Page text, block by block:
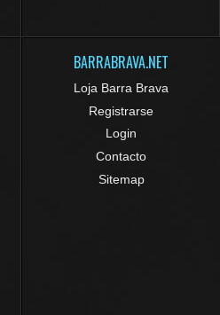
BARRABRAVA.NET
Loja Barra Brava
Registrarse
Login
Contacto
Sitemap